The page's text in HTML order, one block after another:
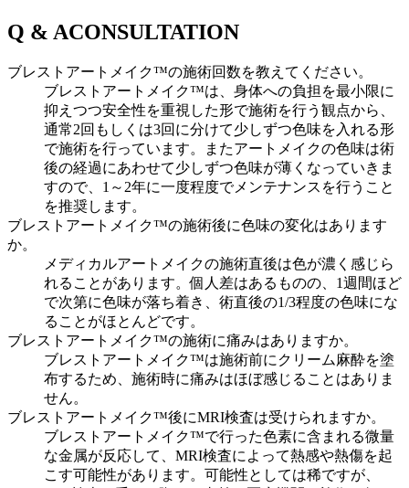
Q & ACONSULTATION
ブレストアートメイク™の施術回数を教えてください。
ブレストアートメイク™は、身体への負担を最小限に
抑えつつ安全性を重視した形で施術を行う観点から、
通常2回もしくは3回に分けて少しずつ色味を入れる形
で施術を行っています。またアートメイクの色味は術
後の経過にあわせて少しずつ色味が薄くなっていきま
すので、1～2年に一度程度でメンテナンスを行うこと
を推奨します。
ブレストアートメイク™の施術後に色味の変化はあります
か。
メディカルアートメイクの施術直後は色が濃く感じら
れることがあります。個人差はあるものの、1週間ほど
で次第に色味が落ち着き、術直後の1/3程度の色味にな
ることがほとんどです。
ブレストアートメイク™の施術に痛みはありますか。
ブレストアートメイク™は施術前にクリーム麻酔を塗
布するため、施術時に痛みはほぼ感じることはありま
せん。
ブレストアートメイク™後にMRI検査は受けられますか。
ブレストアートメイク™で行った色素に含まれる微量
な金属が反応して、MRI検査によって熱感や熱傷を起
こす可能性があります。可能性としては稀ですが、